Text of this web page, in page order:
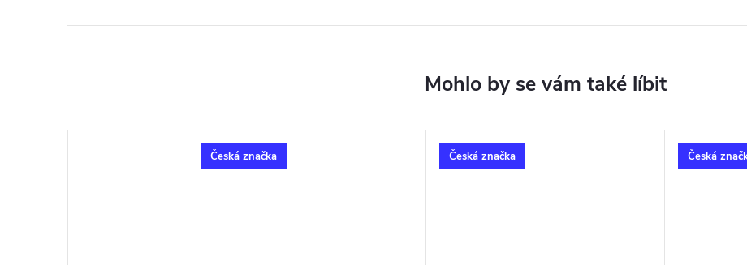
Česká značka Česká značka Česká